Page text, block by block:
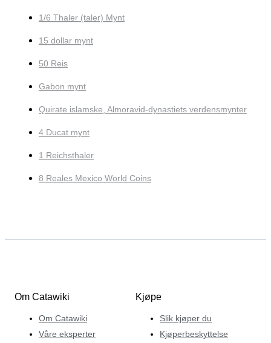
1/6 Thaler (taler) Mynt
15 dollar mynt
50 Reis
Gabon mynt
Quirate islamske, Almoravid-dynastiets verdensmynter
4 Ducat mynt
1 Reichsthaler
8 Reales Mexico World Coins
Om Catawiki
Om Catawiki
Våre eksperter
Kjøpe
Slik kjøper du
Kjøperbeskyttelse